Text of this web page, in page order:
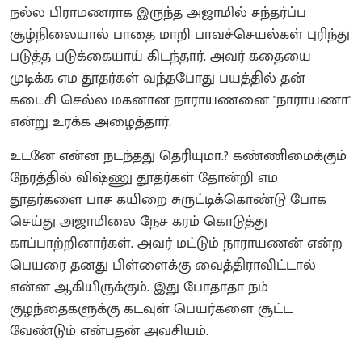
நல்ல பிராமணராக இருந்த அஜாமில் சந்தர்ப்ப
சூழ்நிலையால் பாதை மாறி பாவச்செயல்கள் புரிந்து
படுத்த படுக்கையாய் கிடந்தார். அவர் கதையை
முடிக்க எம தூதர்கள் வந்தபோது பயத்தில் தன்
கடைசி செல்ல மகனான நாராயணனை "நாராயணா"
என்று உரக்க அழைத்தார்.
உடனே என்ன நடந்தது தெரியுமா.? கண்ணிமைக்கும்
நேரத்தில் விஷ்ணு தூதர்கள் தோன்றி எம
தூதர்களை பாச கயிறை சுருட்டிக்கொண்டு போக
செய்து அஜாமிலை நேச கரம் கொடுத்து
காப்பாற்றினார்கள். அவர் மட்டும் நாராயணன் என்ற
பெயரை தனது பிள்ளைக்கு வைத்திராவிட்டால்
என்ன ஆகியிருக்கும். இது போதாதா நம்
குழந்தைகளுக்கு கடவுள் பெயர்களை சூட்ட
வேண்டும் என்பதன் அவசியம்.